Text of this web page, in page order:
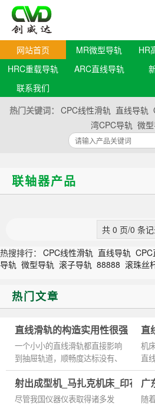
网站首页 MR微型导轨 HR
HRC重载导轨
ARC直线导轨
联系我们
热门关键词： CPC线性滑轨 直线导轨
湾CPC导轨 微
联轴器产品
共 0 页/0 条
热搜排行： CPC线性滑轨 直线导轨
导轨 微型导轨 滚子导轨 88888 滚珠丝
热门文章
直线滑轨的构造实用性很强
一个小小的直线滑轨都直接影响
到抽屉轨道，顺畅度达标没有、
直线滑轨的推力和拉力是多少，
载荷是多少，会不会发生翻倾。
从目前的技术来看，底部抽...
直
机
直
动
让
动
射出成型机_马扎克机床_印花机
尽管我国仪器仪表取得诸多发
广
随